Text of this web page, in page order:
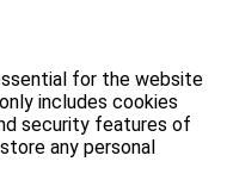
for the website
includes cookies
security features of
any personal